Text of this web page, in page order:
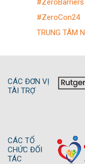
#ZeroCon24
TRUNG TÂM
CÁC ĐƠN VỊ
TÀI TRỢ
CÁC TỔ
CHỨC ĐỐI
TÁC